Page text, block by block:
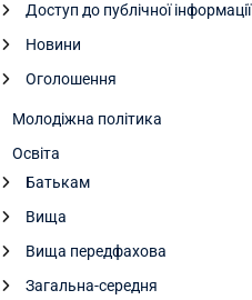
Доступ до публічної інформації
Новини
Оголошення
Молодіжна політика
Освіта
Батькам
Вища
Вища передфахова
Загальна-середня